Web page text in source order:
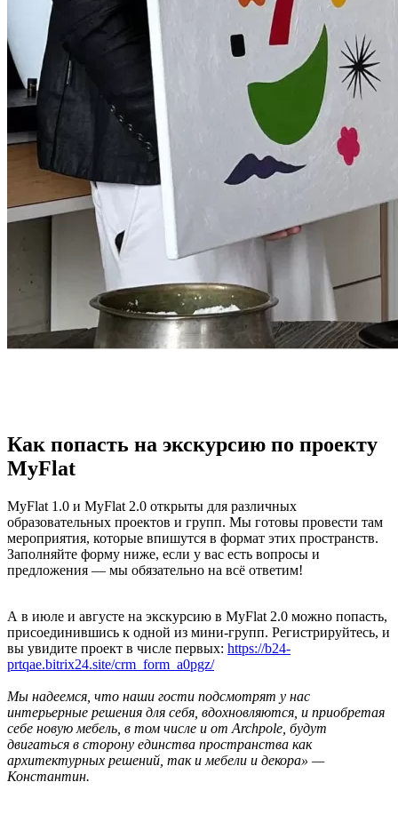
Как попасть на экскурсию по проекту
MyFlat
MyFlat 1.0 и MyFlat 2.0 открыты для различных
образовательных проектов и групп. Мы готовы провести там
мероприятия, которые впишутся в формат этих пространств.
Заполняйте форму ниже, если у вас есть вопросы и
предложения — мы обязательно на всё ответим!
А в июле и августе на экскурсию в MyFlat 2.0 можно попасть,
присоединившись к одной из мини-групп. Регистрируйтесь, и
вы увидите проект в числе первых: https://b24-
prtqae.bitrix24.site/crm_form_a0pgz/
Мы надеемся, что наши гости подсмотрят у нас
интерьерные решения для себя, вдохновляются, и приобретая
себе новую мебель, в том числе и от Archpole, будут
двигаться в сторону единства пространства как
архитектурных решений, так и мебели и декора» —
Константин.